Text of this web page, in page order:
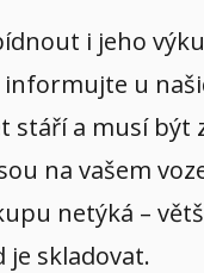
i jeho
u
a musí být
na vašem
netýká –
je skladovat.